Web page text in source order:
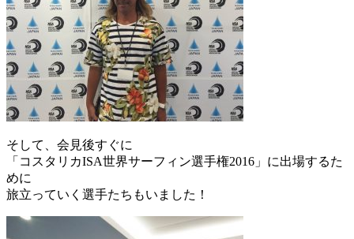
そして、会見後すぐに
「コスタリカISA世界サーフィン選手権2016」に出場するた
めに
旅立っていく選手たちもいました！